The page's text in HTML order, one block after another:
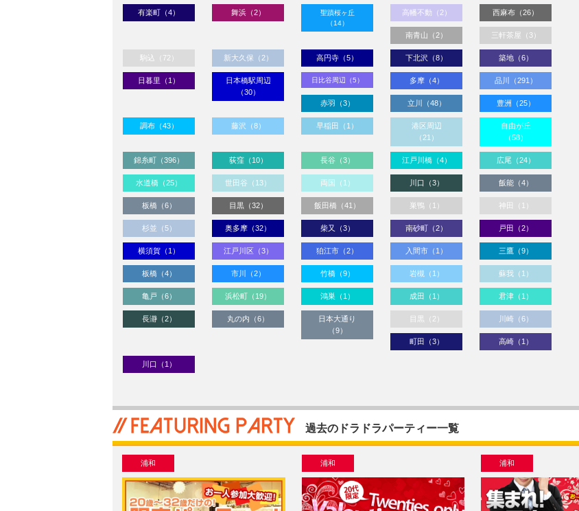
有楽町（4） 舞浜（2）
聖蹟桜ヶ丘
（14）
高幡不動（2） 西麻布（26）
南青山（2） 三軒茶屋（3）
駒込（72） 新大久保（2） 高円寺（5） 下北沢（8） 築地（6）
日暮里（1）
日本橋駅周辺
（30）
日比谷周辺（5） 多摩（4） 品川（291）
赤羽（3） 立川（48） 豊洲（25）
調布（43） 藤沢（8） 早稲田（1）
港区周辺
（21）
自由が丘
（58）
錦糸町（396） 荻窪（10） 長谷（3） 江戸川橋（4） 広尾（24）
水道橋（25） 世田谷（13） 両国（1） 川口（3） 飯能（4）
板橋（6） 目黒（32） 飯田橋（41） 巣鴨（1） 神田（1）
杉並（5） 奥多摩（32） 柴又（3） 南砂町（2） 戸田（2）
横須賀（1） 江戸川区（3） 狛江市（2） 入間市（1） 三鷹（9）
板橋（4） 市川（2） 竹橋（9） 岩槻（1） 蘇我（1）
亀戸（6） 浜松町（19） 鴻巣（1） 成田（1） 君津（1）
長瀞（2） 丸の内（6）
日本大通り
（9）
目黒（2） 川崎（6）
町田（3） 高崎（1）
川口（1）
過去のドラドラパーティー一覧
浦和 浦和 浦和